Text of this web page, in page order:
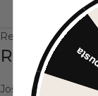
VISINA
Recenzije (0)
Recenzije
Još nema